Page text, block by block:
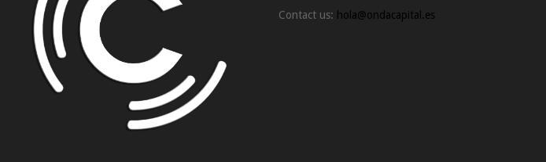
Contact us: hola@ondacapital.es